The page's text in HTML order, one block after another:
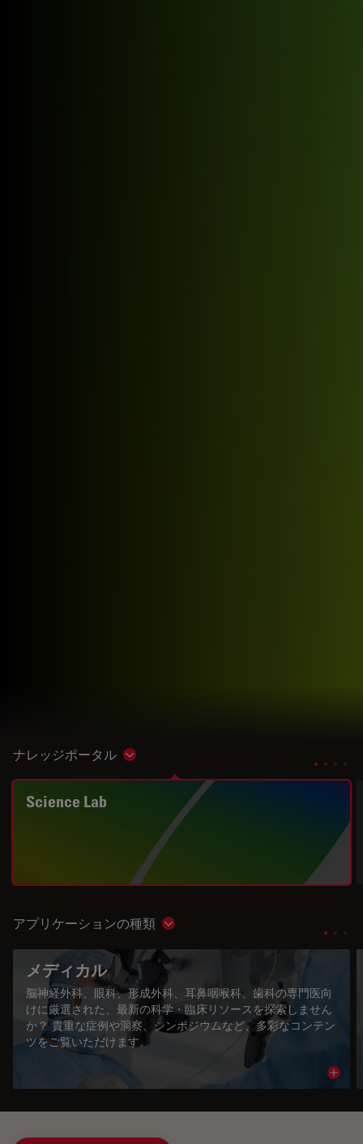
ナレッジポータル Show subnavigation
Science Lab
アプリケーションの種類 Show subnavigation
メディカル
脳神経外科、眼科、形成外科、耳鼻咽喉科、歯科の専門医向
けに厳選された、最新の科学・臨床リソースを探索しません
か？ 貴重な症例や洞察、シンポジウムなど、多彩なコンテン
ツをご覧いただけます。